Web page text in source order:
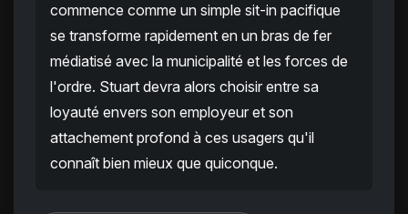
commence comme un simple sit-in pacifique
se transforme rapidement en un bras de fer
médiatisé avec la municipalité et les forces de
l'ordre. Stuart devra alors choisir entre sa
loyauté envers son employeur et son
attachement profond à ces usagers qu'il
connaît bien mieux que quiconque.